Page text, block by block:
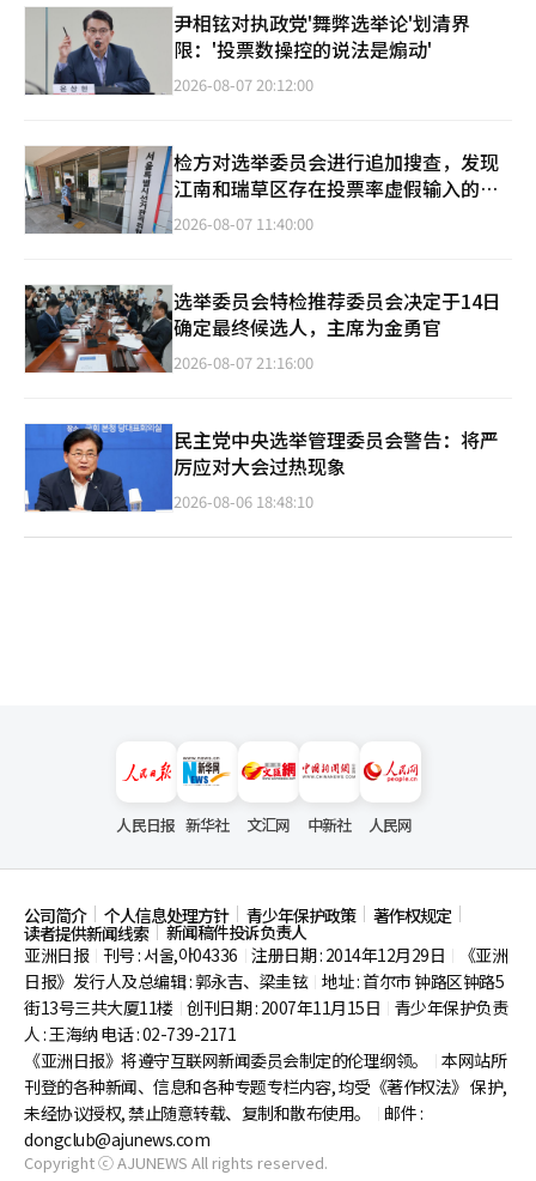
尹相铉对执政党'舞弊选举论'划清界
限：'投票数操控的说法是煽动'
2026-08-07 20:12:00
检方对选举委员会进行追加搜查，发现
江南和瑞草区存在投票率虚假输入的迹
象
2026-08-07 11:40:00
选举委员会特检推荐委员会决定于14日
确定最终候选人，主席为金勇官
2026-08-07 21:16:00
民主党中央选举管理委员会警告：将严
厉应对大会过热现象
2026-08-06 18:48:10
人民日报 新华社 文汇网 中新社 人民网
公司简介 个人信息处理方针 青少年保护政策 著作权规定
读者提供新闻线索
新闻稿件投诉负责人
亚洲日报
刊号 : 서울,아04336 注册日期 : 2014年12月29日
《亚洲
日报》发行人及总编辑 : 郭永吉、梁圭铉 地址 : 首尔市钟路区钟路5
街13号三共大厦11楼 创刊日期 : 2007年11月15日
青少年保护负责
人 : 王海纳 电话 : 02-739-2171
《亚洲日报》将遵守互联网新闻委员会制定的伦理纲领。
本网站所
刊登的各种新闻、信息和各种专题专栏内容, 均受《著作权法》 保护,
未经协议授权, 禁止随意转载、复制和散布使用。
邮件 :
dongclub@ajunews.com
Copyright ⓒ AJUNEWS All rights reserved.